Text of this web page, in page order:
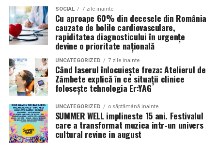
vaporizatoare sau aerosoli umedi, procedeele
convenţionale nu garantează pătrunderea
particulelor mici în bronhii și nu oferă stabilitate a
microclimei.
Dispozitivele de suflare (cum ar fi ventilatoare /
generatoare de aerosol) pot produce particule mari
sau variaţii în concentrația de sare, ceea ce reduce
eficiența. AREC evită aceste probleme.
Pentru cine este utilă terapia
Respysal?
SOCIAL 7 zile inainte
Cu aproape 60% din decesele din România
cauzate de bolile cardiovasculare,
rapiditatea diagnosticului în urgențe
devine o prioritate națională
UNCATEGORIZED 7 zile inainte
Când laserul înlocuiește freza: Atelierul de
Zâmbete explică în ce situații clinice
folosește tehnologia Er:YAG
UNCATEGORIZED o săptămână inainte
SUMMER WELL implineste 15 ani. Festivalul
care a transformat muzica intr-un univers
cultural revine in august